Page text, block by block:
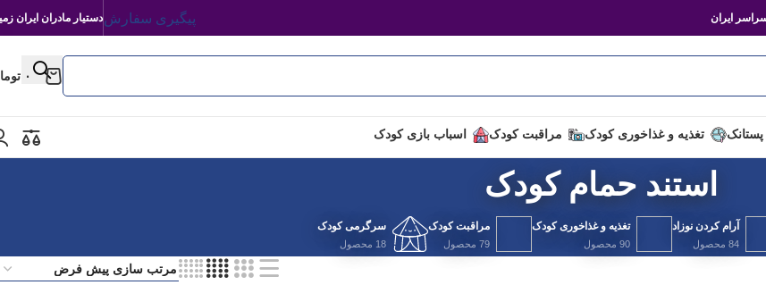
ایران پیگیری سفارشدستیار مادران ایران
۰
پستانک تغذیه و غذاخوری کودک مراقبت کودک اسباب بازی کودک
استند حمام کودک
آرام کردن نوزاد
84 محصول
تغذیه و غذاخوری کودک
90 محصول
مراقبت کودک
79 محصول
سرگرمی کودک
18 محصول